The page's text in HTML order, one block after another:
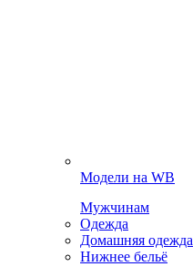
Модели на WB
Мужчинам
Одежда
Домашняя одежда
Нижнее бельё